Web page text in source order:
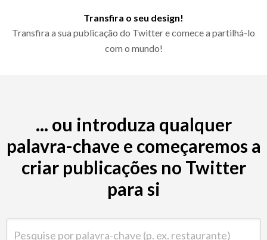
Transfira o seu design!
Transfira a sua publicação do Twitter e comece a partilhá-lo
com o mundo!
... ou introduza qualquer
palavra-chave e começaremos a
criar publicações no Twitter
para si